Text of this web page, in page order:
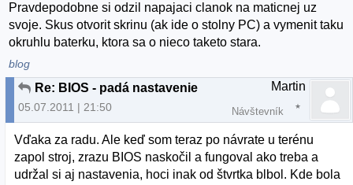
Pravdepodobne si odzil napajaci clanok na maticnej uz
svoje. Skus otvorit skrinu (ak ide o stolny PC) a vymenit taku
okruhlu baterku, ktora sa o nieco taketo stara.
blog
Re: BIOS - padá nastavenie
05.07.2011 | 21:50
Martin
Návštevník
Vďaka za radu. Ale keď som teraz po návrate u terénu
zapol stroj, zrazu BIOS naskočil a fungoval ako treba a
udržal si aj nastavenia, hoci inak od štvrtka blbol. Kde bola